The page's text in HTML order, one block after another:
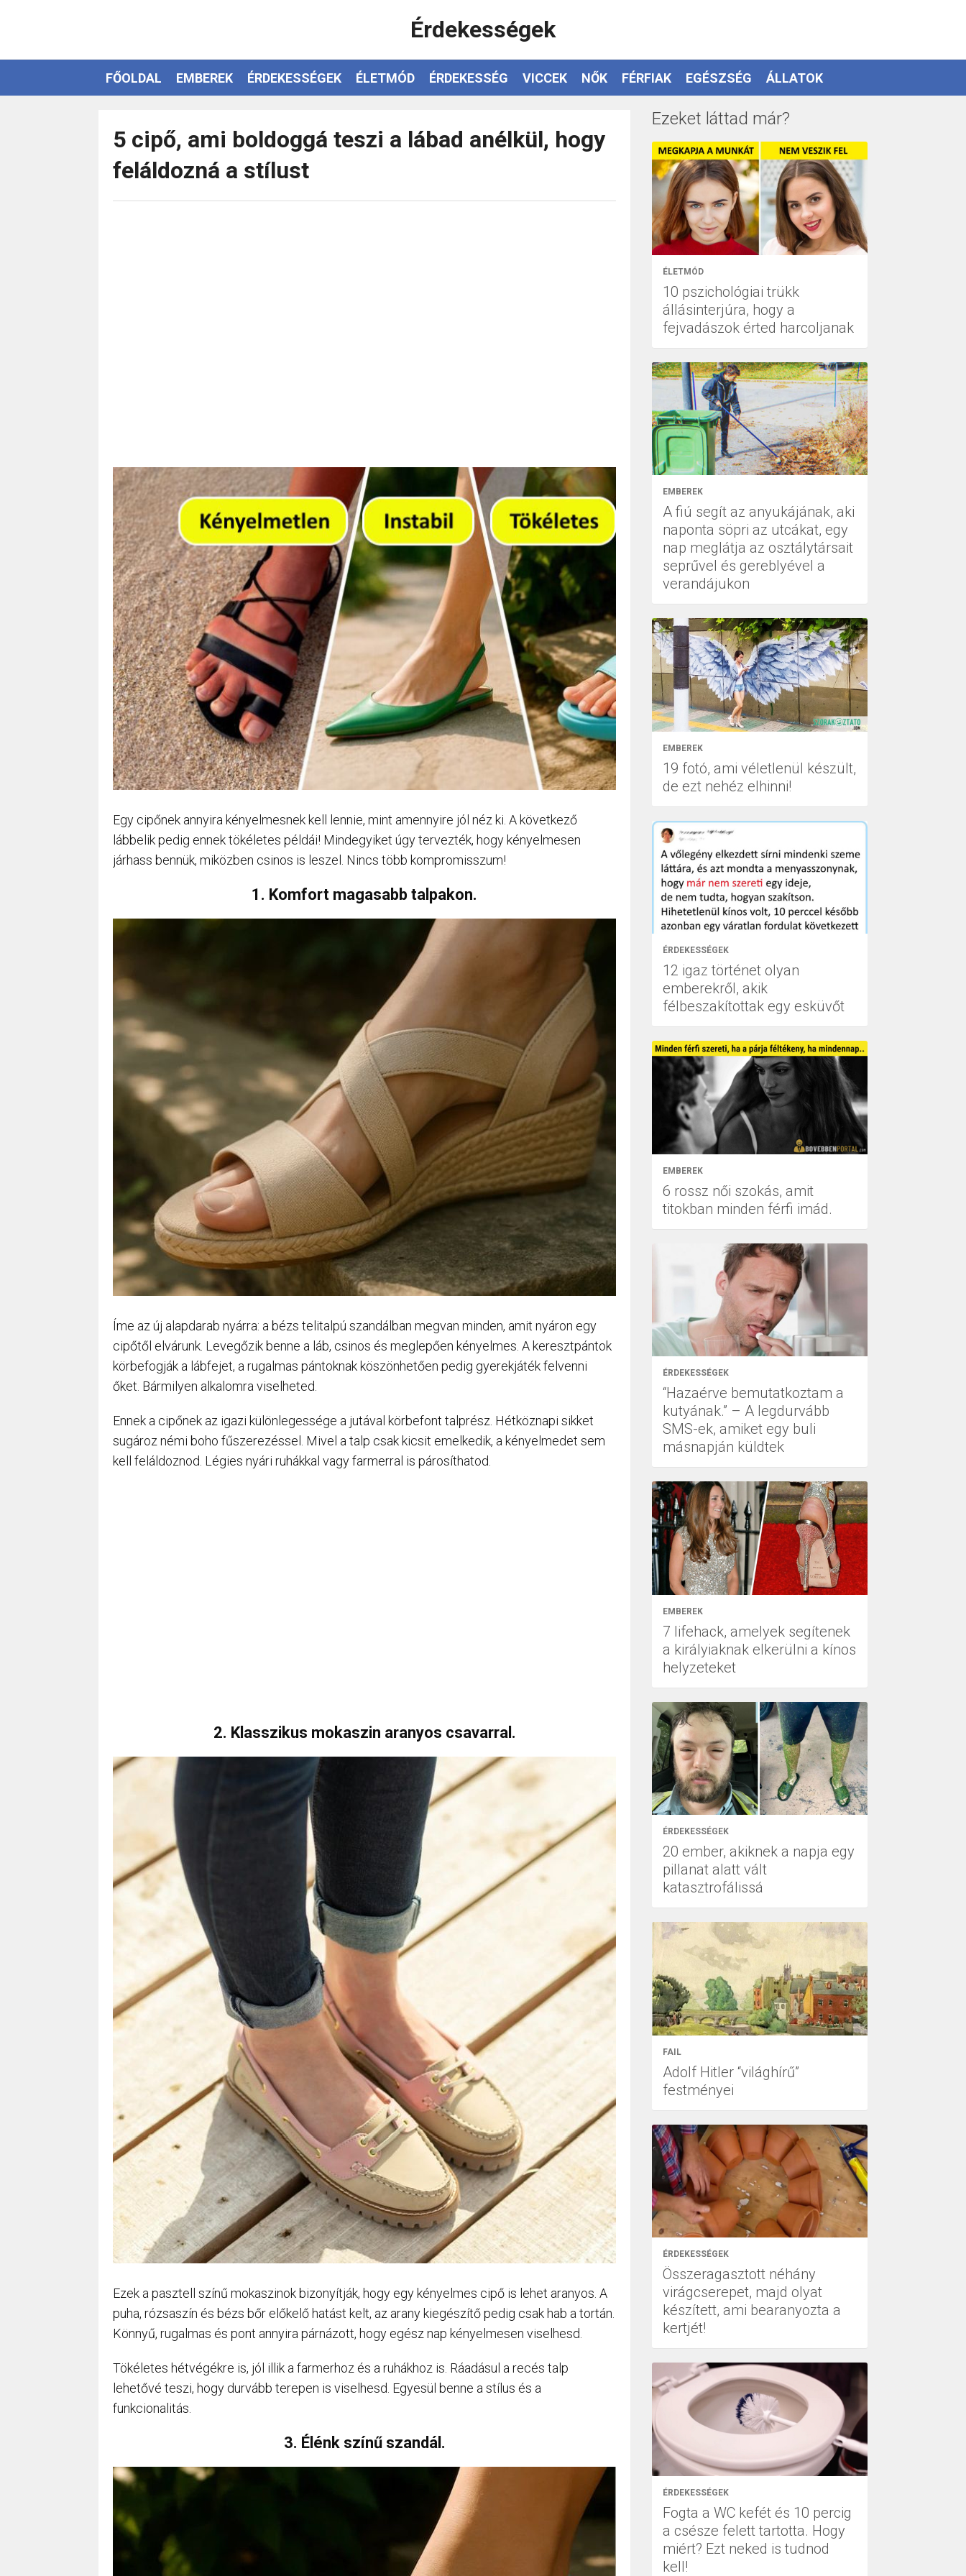
Érdekességek
FŐOLDAL EMBEREK ÉRDEKESSÉGEK ÉLETMÓD ÉRDEKESSÉG VICCEK NŐK FÉRFIAK EGÉSZSÉG ÁLLATOK
5 cipő, ami boldoggá teszi a lábad anélkül, hogy
feláldozná a stílust
Egy cipőnek annyira kényelmesnek kell lennie, mint amennyire jól néz ki. A következő
lábbelik pedig ennek tökéletes példái! Mindegyiket úgy tervezték, hogy kényelmesen
járhass bennük, miközben csinos is leszel. Nincs több kompromisszum!
1. Komfort magasabb talpakon.
Íme az új alapdarab nyárra: a bézs telitalpú szandálban megvan minden, amit nyáron egy
cipőtől elvárunk. Levegőzik benne a láb, csinos és meglepően kényelmes. A keresztpántok
körbefogják a lábfejet, a rugalmas pántoknak köszönhetően pedig gyerekjáték felvenni
őket. Bármilyen alkalomra viselheted.
Ennek a cipőnek az igazi különlegessége a jutával körbefont talprész. Hétköznapi sikket
sugároz némi boho fűszerezéssel. Mivel a talp csak kicsit emelkedik, a kényelmedet sem
kell feláldoznod. Légies nyári ruhákkal vagy farmerral is párosíthatod.
2. Klasszikus mokaszin aranyos csavarral.
Ezek a pasztell színű mokaszinok bizonyítják, hogy egy kényelmes cipő is lehet aranyos. A
puha, rózsaszín és bézs bőr előkelő hatást kelt, az arany kiegészítő pedig csak hab a tortán.
Könnyű, rugalmas és pont annyira párnázott, hogy egész nap kényelmesen viselhesd.
Tökéletes hétvégékre is, jól illik a farmerhoz és a ruhákhoz is. Ráadásul a recés talp
lehetővé teszi, hogy durvább terepen is viselhesd. Egyesül benne a stílus és a
funkcionalitás.
3. Élénk színű szandál.
Ezeket láttad már?
ÉLETMÓD
10 pszichológiai trükk
állásinterjúra, hogy a
fejvadászok érted harcoljanak
EMBEREK
A fiú segít az anyukájának, aki
naponta söpri az utcákat, egy
nap meglátja az osztálytársait
seprűvel és gereblyével a
verandájukon
EMBEREK
19 fotó, ami véletlenül készült,
de ezt nehéz elhinni!
ÉRDEKESSÉGEK
12 igaz történet olyan
emberekről, akik
félbeszakítottak egy esküvőt
EMBEREK
6 rossz női szokás, amit
titokban minden férfi imád.
ÉRDEKESSÉGEK
“Hazaérve bemutatkoztam a
kutyának.” – A legdurvább
SMS-ek, amiket egy buli
másnapján küldtek
EMBEREK
7 lifehack, amelyek segítenek
a királyiaknak elkerülni a kínos
helyzeteket
ÉRDEKESSÉGEK
20 ember, akiknek a napja egy
pillanat alatt vált
katasztrofálissá
FAIL
Adolf Hitler “világhírű”
festményei
ÉRDEKESSÉGEK
Összeragasztott néhány
virágcserepet, majd olyat
készített, ami bearanyozta a
kertjét!
ÉRDEKESSÉGEK
Fogta a WC kefét és 10 percig
a csésze felett tartotta. Hogy
miért? Ezt neked is tudnod
kell!